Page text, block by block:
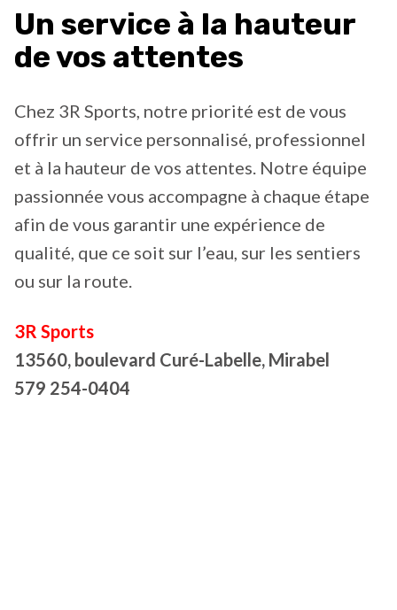
Un service à la hauteur
de vos attentes
Chez 3R Sports, notre priorité est de vous
offrir un service personnalisé, professionnel
et à la hauteur de vos attentes. Notre équipe
passionnée vous accompagne à chaque étape
afin de vous garantir une expérience de
qualité, que ce soit sur l’eau, sur les sentiers
ou sur la route.
3R Sports
13560, boulevard Curé-Labelle, Mirabel
579 254-0404